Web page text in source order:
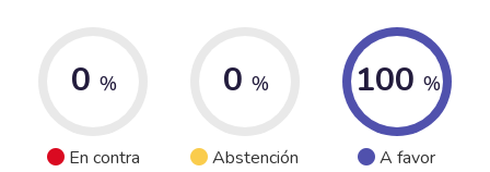
0 %
En contra
0 %
Abstención
100 %
A favor